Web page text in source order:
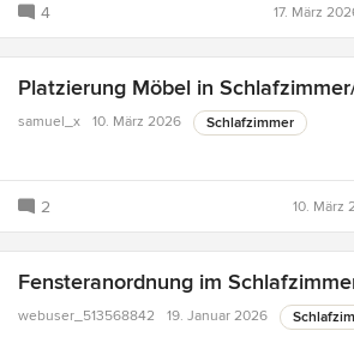
4 17. März
Platzierung Möbel in
samuel_x 10. März 2026 Schlafzimmer
2 10. März
Fensteranordnung im
webuser_513568842 19. Januar 2026